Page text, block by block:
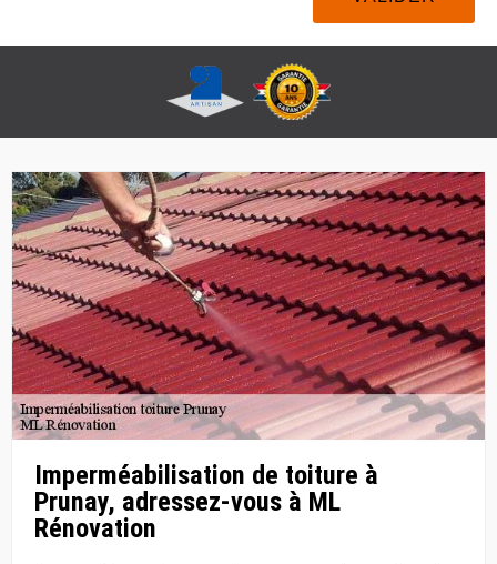
Imperméabilisation de toiture à
Prunay, adressez-vous à ML
Rénovation